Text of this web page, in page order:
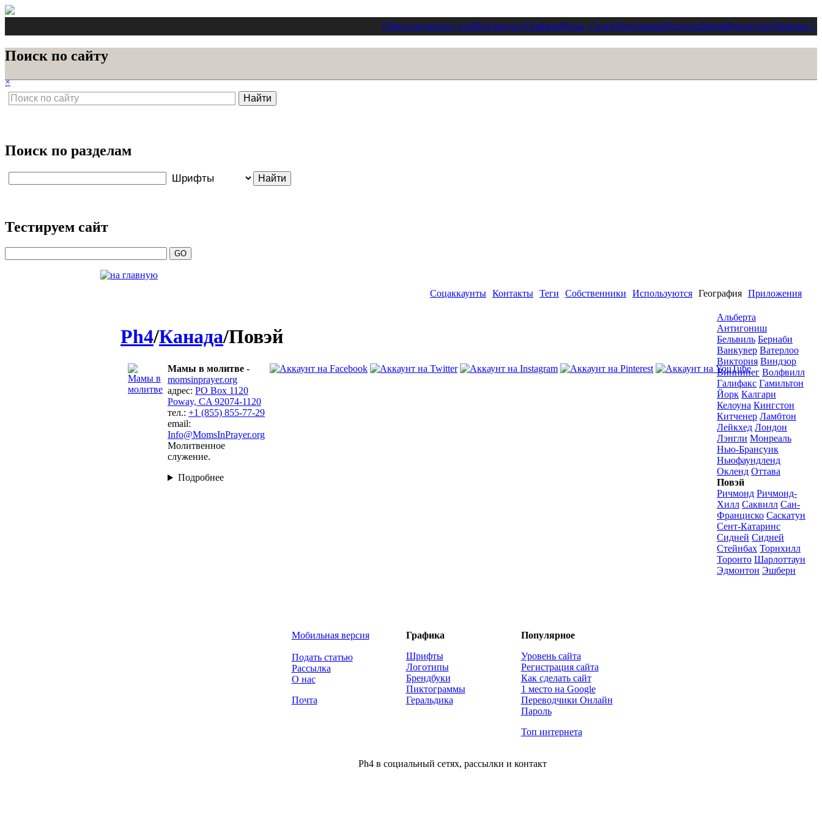
Обзор интернета- LiteВеб-мастеруГрафикаИгры, СпортПрограммыРецептыВремяРождество†Библия ⋮
Поиск по сайту
×
Поиск по разделам
Тестируем сайт
Соцаккаунты Контакты Теги Собственники Используются География Приложения
Ph4/Канада/Повэй
Мамы в молитве -
momsinprayer.org
адрес: PO Box 1120
Poway, CA 92074-1120
тел.: +1 (855) 855-77-29
email:
Info@MomsInPrayer.org
Молитвенное
служение.
Подробнее
Альберта
Антигониш
Бельвиль Бернаби
Ванкувер Ватерлоо
Виктория Виндзор
Виннипег Волфвилл
Галифакс Гамильтон
Йорк Калгари
Келоуна Кингстон
Китченер Ламбтон
Лейкхед Лондон
Лэнгли Монреаль
Нью-Брансуик
Ньюфаундленд
Окленд Оттава
Повэй
Ричмонд Ричмонд-
Хилл Саквилл Сан-
Франциско Саскатун
Сент-Катаринс
Сидней Сидней
Стейнбах Торнхилл
Торонто Шарлоттаун
Эдмонтон Эшберн
Мобильная версия
Подать статью
Рассылка
О нас
Почта
Графика
Шрифты
Логотипы
Брендбуки
Пиктограммы
Геральдика
Популярное
Уровень сайта
Регистрация сайта
Как сделать сайт
1 место на Google
Переводчики Онлайн
Пароль
Топ интернета
Ph4 в социальный сетях, рассылки и контакт